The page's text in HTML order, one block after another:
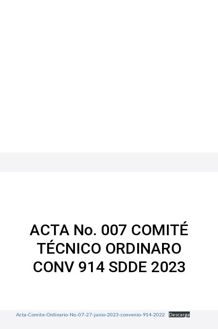
ACTA No. 007 COMITÉ
TÉCNICO ORDINARO
CONV 914 SDDE 2023
Acta-Comite-Ordinario-No.-07-27-junio-2023-convenio-914-2022 Descarga